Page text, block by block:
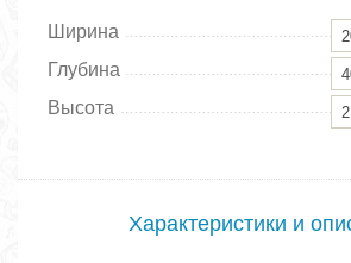
Ширина
Глубина
Высота
Характеристики и